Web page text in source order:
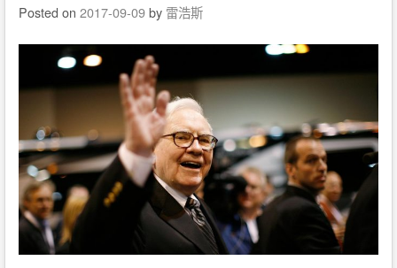
Posted on 2017-09-09by 雷浩斯